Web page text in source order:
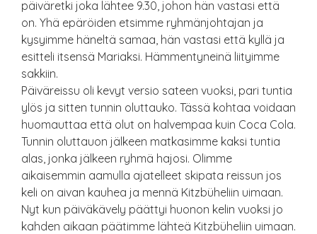
päiväretki joka lähtee 9.30, johon hän vastasi että
on. Yhä epäröiden etsimme ryhmänjohtajan ja
kysyimme häneltä samaa, hän vastasi että kyllä ja
esitteli itsensä Mariaksi. Hämmentyneinä liityimme
sakkiin.
Päiväreissu oli kevyt versio sateen vuoksi, pari tuntia
ylös ja sitten tunnin oluttauko. Tässä kohtaa voidaan
huomauttaa että olut on halvempaa kuin Coca Cola.
Tunnin oluttauon jälkeen matkasimme kaksi tuntia
alas, jonka jälkeen ryhmä hajosi. Olimme
aikaisemmin aamulla ajatelleet skipata reissun jos
keli on aivan kauhea ja mennä Kitzbüheliin uimaan.
Nyt kun päiväkävely päättyi huonon kelin vuoksi jo
kahden aikaan päätimme lähteä Kitzbüheliin uimaan.